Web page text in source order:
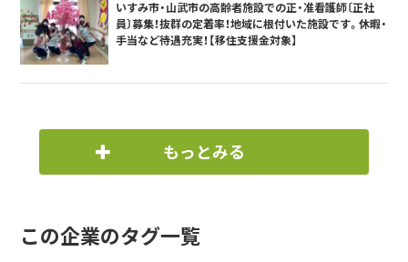
いすみ市・山武市の高齢者施設での正・准看護師〔正社
員〕募集！抜群の定着率！地域に根付いた施設です。休暇・
手当など待遇充実！【移住支援金対象】
もっとみる
この企業のタグ一覧